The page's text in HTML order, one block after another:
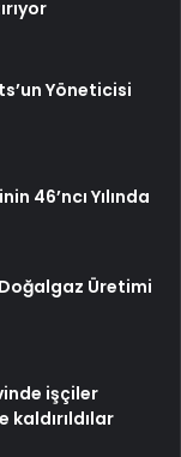
Yöneticisi
46’ncı Yılında
Üretimi
işçiler